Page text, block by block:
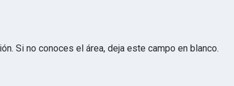
Si no conoces el área, deja este campo en blanco.